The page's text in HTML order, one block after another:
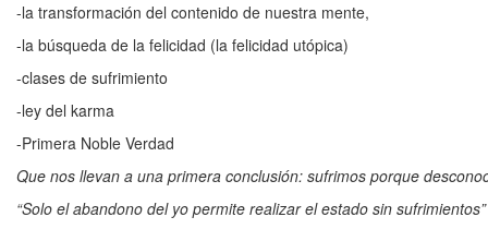
-la transformación del contenido de nuestra mente,
-la búsqueda de la felicidad (la felicidad utópica)
-clases de sufrimiento
-ley del karma
-Primera Noble Verdad
Que nos llevan a una primera conclusión: sufrimos porque
“Solo el abandono del yo permite realizar el estado sin